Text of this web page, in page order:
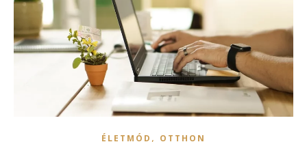
ÉLETMÓD , OTTHON